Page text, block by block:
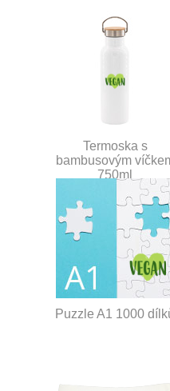
Termoska s
bambusovým
750ml
Puzzle A1 1000